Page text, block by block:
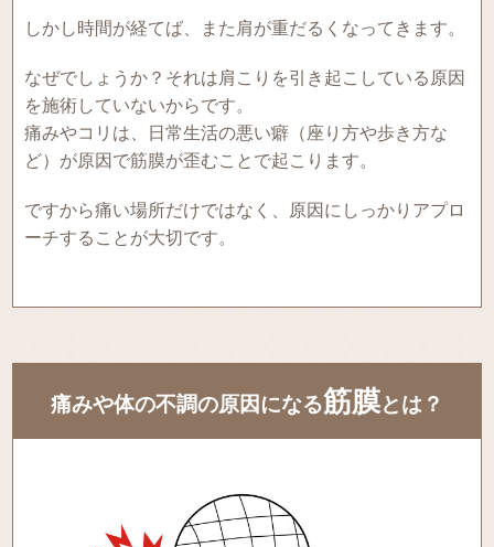
しかし時間が経てば、また肩が重だるくなってきます。
なぜでしょうか？それは肩こりを引き起こしている原因
を施術していないからです。
痛みやコリは、日常生活の悪い癖（座り方や歩き方な
ど）が原因で筋膜が歪むことで起こります。
ですから痛い場所だけではなく、原因にしっかりアプロ
ーチすることが大切です。
痛みや体の不調の原因になる筋膜とは？